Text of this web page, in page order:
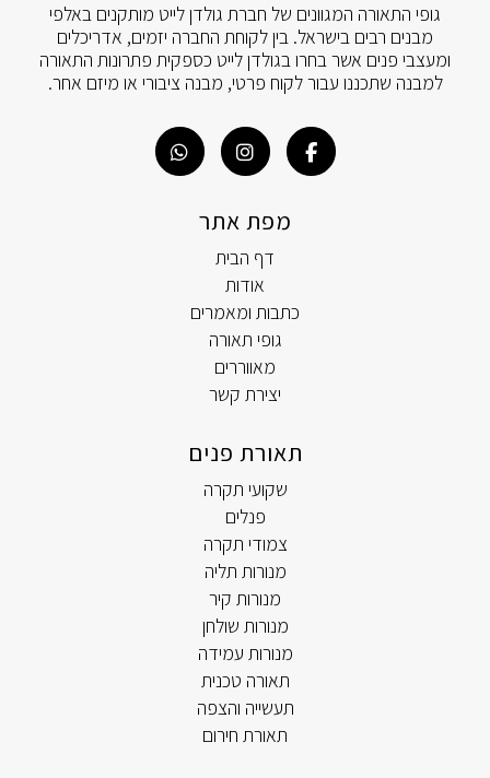
גופי התאורה המגוונים של חברת גולדן לייט מותקנים באלפי
מבנים רבים בישראל. בין לקוחת החברה יזמים, אדריכלים
ומעצבי פנים אשר בחרו בגולדן לייט כספקית פתרונות התאורה
למבנה שתכננו עבור לקוח פרטי, מבנה ציבורי או מיזם אחר.
מפת אתר
דף הבית
אודות
כתבות ומאמרים
גופי תאורה
מאווררים
יצירת קשר
תאורת פנים
שקועי תקרה
פנלים
צמודי תקרה
מנורות תליה
מנורות קיר
מנורות שולחן
מנורות עמידה
תאורה טכנית
תעשייה והצפה
תאורת חירום